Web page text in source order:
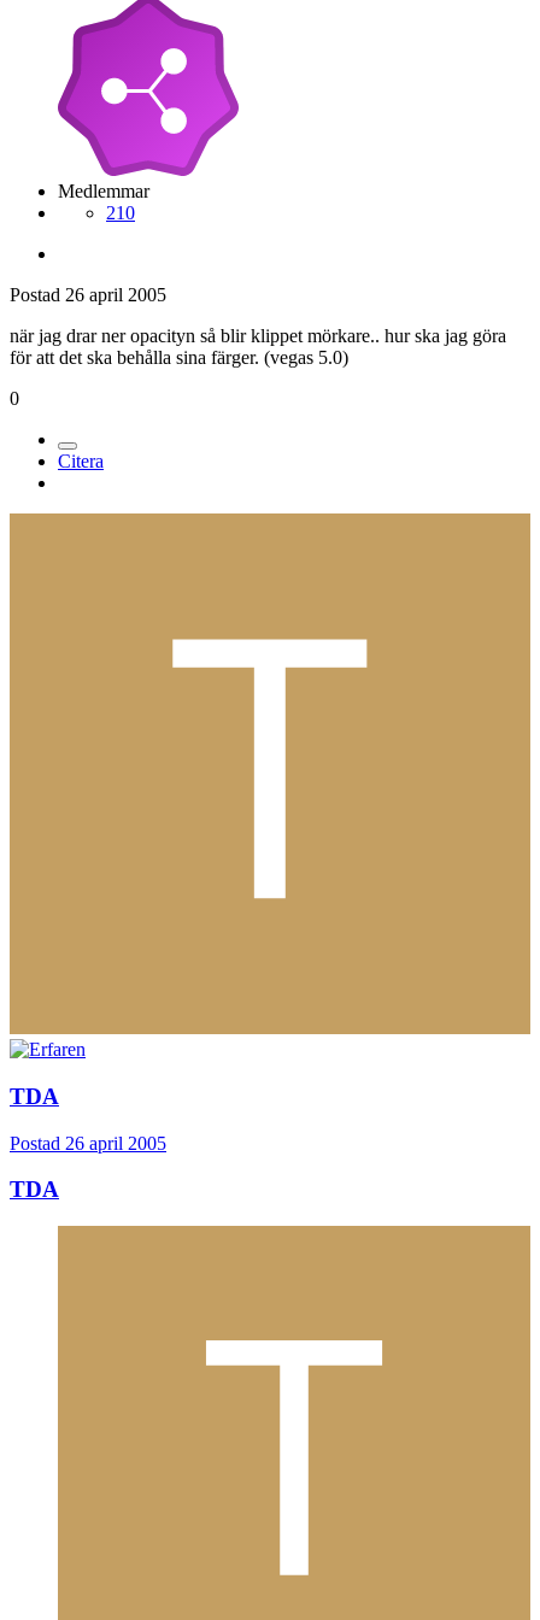
Medlemmar
210
Postad 26 april 2005
när jag drar ner opacityn så blir klippet mörkare.. hur ska jag göra
för att det ska behålla sina färger. (vegas 5.0)
0
Citera
TDA
Postad 26 april 2005
TDA